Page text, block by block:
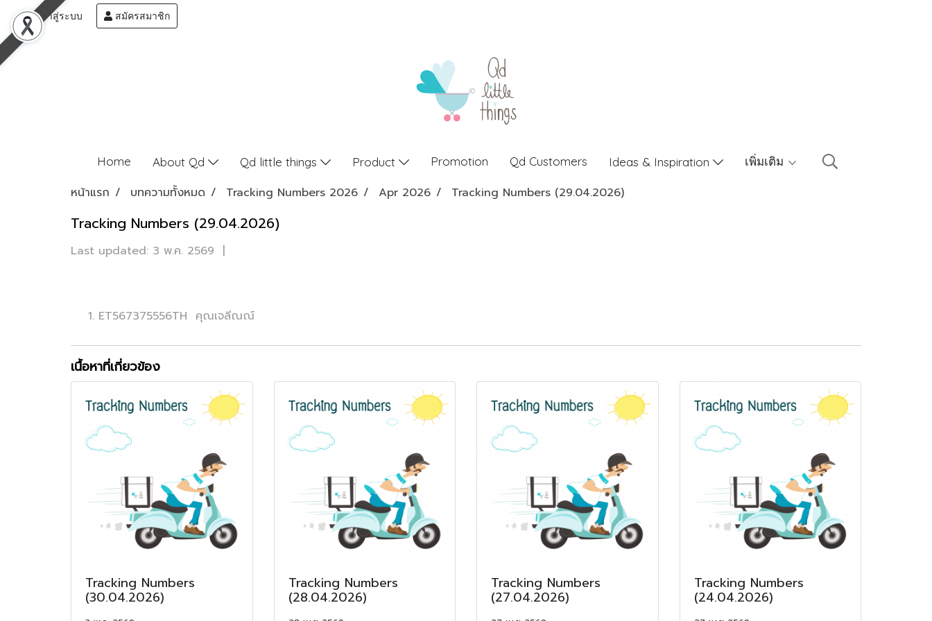
เข้าสู่ระบบ สมัครสมาชิก
Home About Qd Qd little things Product Promotion Qd Customers Ideas & Inspiration เพิ่มเติม
หน้าแรก บทความทั้งหมด Tracking Numbers 2026 Apr 2026 Tracking Numbers (29.04.2026)
Tracking Numbers (29.04.2026)
Last updated: 3 พ.ค. 2569 |
ET567375556TH คุณเจลีณณ์
เนื้อหาที่เกี่ยวข้อง
Tracking Numbers
(30.04.2026)
Tracking Numbers
(28.04.2026)
Tracking Numbers
(27.04.2026)
Tracking Numbers
(24.04.2026)